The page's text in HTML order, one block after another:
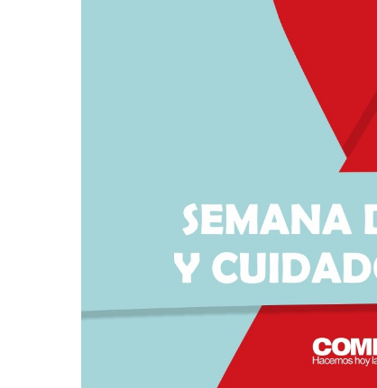
Hit enter to search or ESC to close